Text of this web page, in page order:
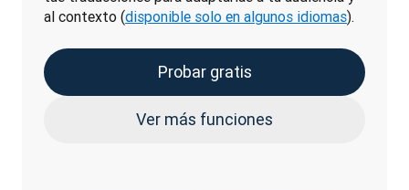
al contexto (disponible solo en algunos idiomas).
Probar gratis
Ver más funciones